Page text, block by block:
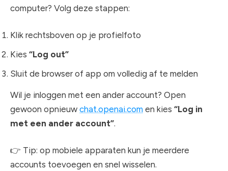
computer? Volg deze stappen:
Klik rechtsboven op je profielfoto
Kies “Log out”
Sluit de browser of app om volledig af te melden
Wil je inloggen met een ander account? Open
gewoon opnieuw chat.openai.com en kies “Log in
met een ander account”.
👉 Tip: op mobiele apparaten kun je meerdere
accounts toevoegen en snel wisselen.